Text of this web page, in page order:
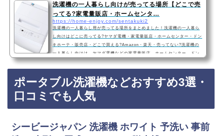
洗濯機の一人暮らし向けが売ってる場所【どこで売
ってる?家電量販店・ホームセンタ…
https://home-enjoy.com/sentakuki2
洗濯機の一人暮らし用が売ってる場所をまとめました！洗濯機の一人暮ら
し向けはどこに売ってる?ヤマダ電機・家電量販店・ホームセンター・ドン
キホーテ・販売店・どこで買える?Amazon・楽天・売ってない?洗濯機の
一人暮らし向けは、ヤマダ電機などの家電量販店、ホームセンター、ドン
キホーテに売っています！店舗によっては売ってない店もあるので、Ama
zonや楽天でも一人暮らし向け洗濯機がお得に買えておすすめです！洗濯
機の一人暮らし向けおすすめ3選・口コミでも人気！アイリスオーヤマ 縦
型洗濯機 6.0kg IAW-T604E-W ホワイト・…
ポータブル洗濯機などおすすめ3選・
口コミでも人気
シービージャパン 洗濯機 ホワイト 予洗い 事前